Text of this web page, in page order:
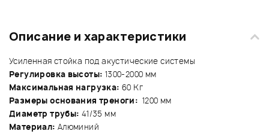
Описание и характеристики
Усиленная стойка под акустические системы
Регулировка высоты: 1300-2000 мм
Максимальная нагрузка: 60 Кг
Размеры основания треноги: 1200 мм
Диаметр трубы: 41/35 мм
Материал: Алюминий